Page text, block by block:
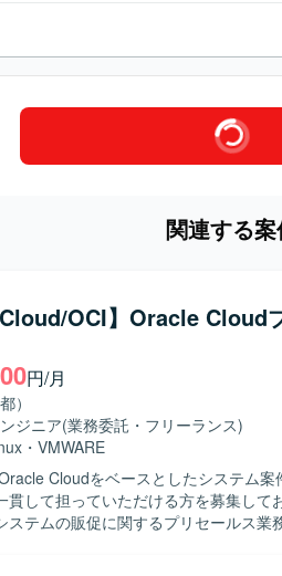
関連する
Cloud/OCI】Oracle Cloud
円/月
）
ジニア(業務委託・フリーランス)
・ VMWARE
Cloudをベースとしたシステム
っていただける方を募集しております。 【作業内容】
ステムの販促に関するプリセールス業